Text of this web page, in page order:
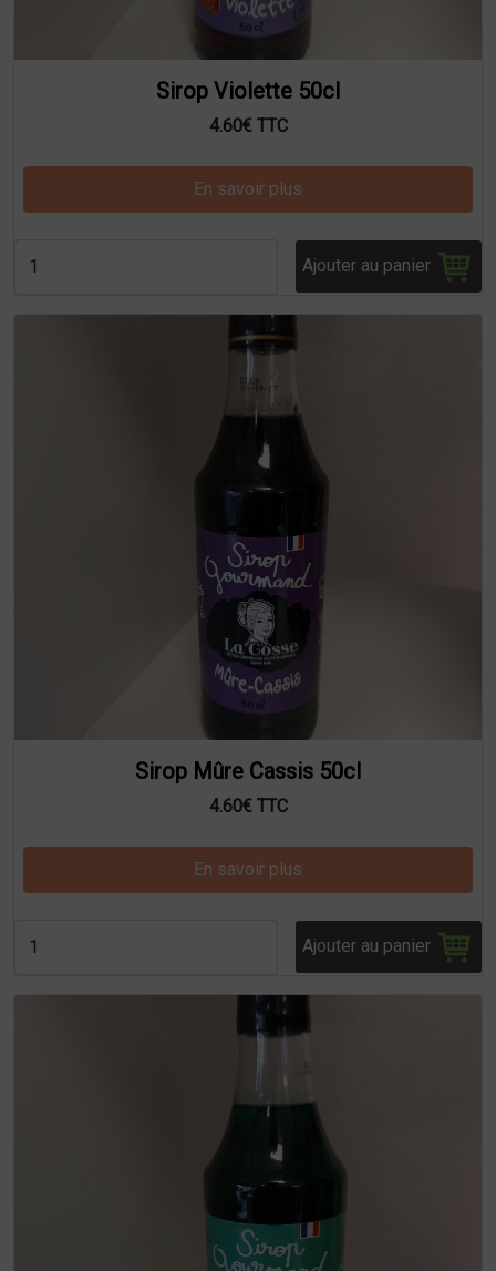
Sirop Violette 50cl
4.60€ TTC
En savoir plus
Ajouter au panier
Sirop Mûre Cassis 50cl
4.60€ TTC
En savoir plus
Ajouter au panier